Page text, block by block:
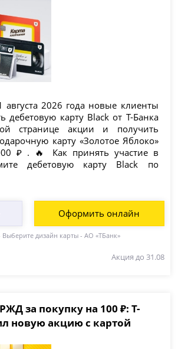
2026 года новые клиенты
дебетовую карту Black от Т-Банка
странице акции и получить
карту «Золотое Яблоко»
₽ . 🔥 Как принять участие в
дебетовую карту Black по
Оформить онлайн
Выберите дизайн карты - АО «ТБанк»
Акция до 31.08
за покупку на 100 ₽: Т-
новую акцию с картой